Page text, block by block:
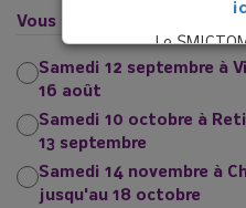
Le
Vous souhaitez venir le
Samedi 12 septembre à
16 août
Samedi 10 octobre à
13 septembre
Samedi 14 novembre à
jusqu'au 18 octobre